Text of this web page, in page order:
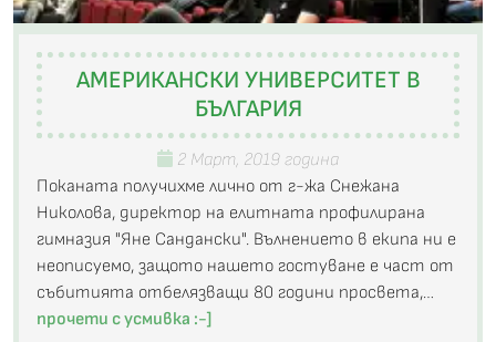
АМЕРИКАНСКИ УНИВЕРСИТЕТ В
БЪЛГАРИЯ
2 Март, 2019 година
Поканата получихме лично от г-жа Снежана
Николова, директор на елитната профилирана
гимназия "Яне Сандански". Вълнението в екипа ни е
неописуемо, защото нашето гостуване е част от
събитията отбелязващи 80 години просвета,…
прочети с усмивка :-]